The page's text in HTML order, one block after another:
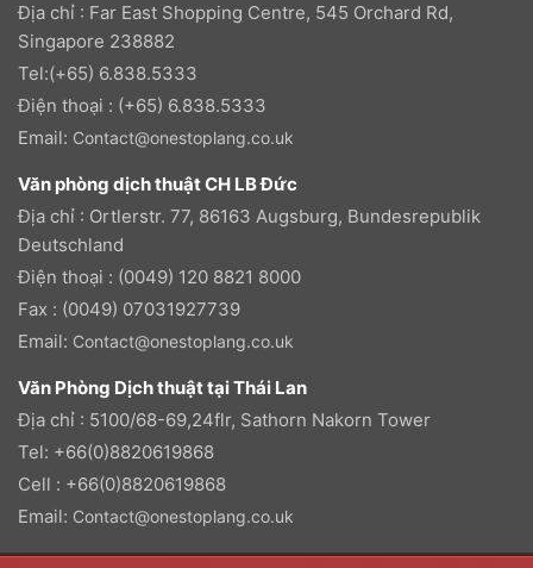
Địa chỉ : Far East Shopping Centre, 545 Orchard Rd,
Singapore 238882
Tel:(+65) 6.838.5333
Điện thoại : (+65) 6.838.5333
Email: Contact@onestoplang.co.uk
Văn phòng dịch thuật CH LB Đức
Địa chỉ : Ortlerstr. 77, 86163 Augsburg, Bundesrepublik
Deutschland
Điện thoại : (0049) 120 8821 8000
Fax : (0049) 07031927739
Email: Contact@onestoplang.co.uk
Văn Phòng Dịch thuật tại Thái Lan
Địa chỉ : 5100/68-69,24flr, Sathorn Nakorn Tower
Tel: +66(0)8820619868
Cell : +66(0)8820619868
Email: Contact@onestoplang.co.uk